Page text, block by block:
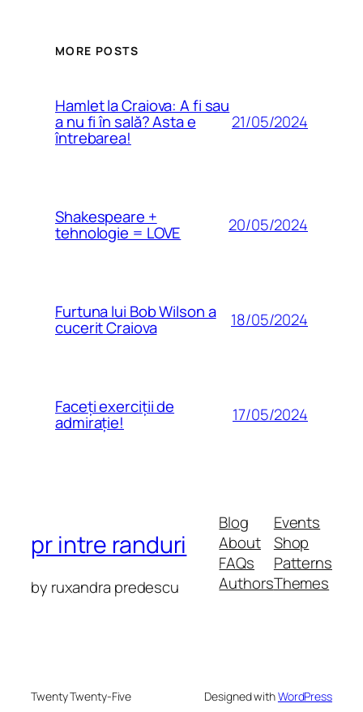
MORE POSTS
Hamlet la Craiova: A fi sau
a nu fi în sală? Asta e
întrebarea!
21/05/2024
Shakespeare +
tehnologie = LOVE 20/05/2024
Furtuna lui Bob Wilson a
cucerit Craiova 18/05/2024
Faceți exerciții de
admirație! 17/05/2024
pr intre randuri
by ruxandra predescu
Blog
About
FAQs
Authors
Events
Shop
Patterns
Themes
Twenty Twenty-Five Designed withWordPress